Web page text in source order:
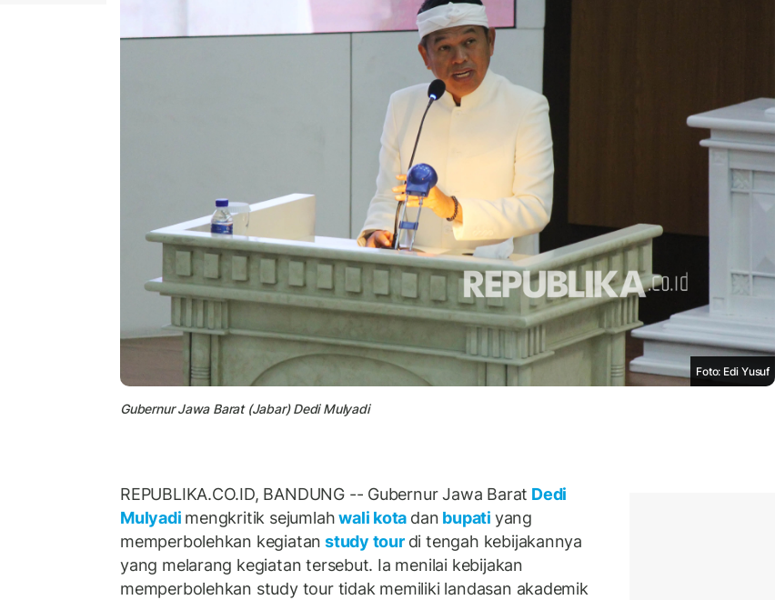
Foto: Edi Yusuf
Gubernur Jawa Barat (Jabar) Dedi Mulyadi
REPUBLIKA.CO.ID, BANDUNG -- Gubernur Jawa Barat Dedi
Mulyadi mengkritik sejumlahwali kota dan bupati yang
memperbolehkan kegiatan study tour di tengah kebijakannya
yang melarang kegiatan tersebut. Ia menilai kebijakan
memperbolehkan study tour tidak memiliki landasan akademik